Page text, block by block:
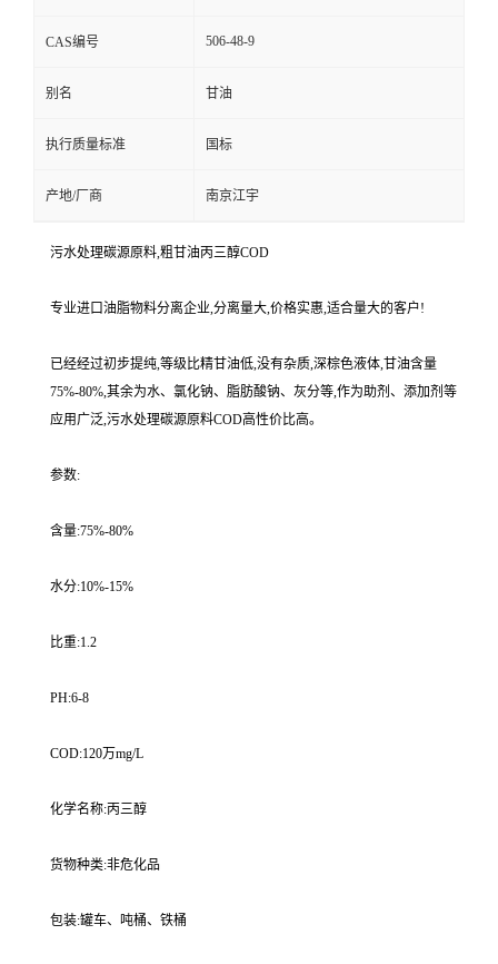
CAS编号 506-48-9
别名 甘油
执行质量标准 国标
产地/厂商 南京江宇
污水处理碳源原料,粗甘油丙三醇COD
专业进口油脂物料分离企业,分离量大,价格实惠,适合量大的客户!
已经经过初步提纯,等级比精甘油低,没有杂质,深棕色液体,甘油含量
75%-80%,其余为水、氯化钠、脂肪酸钠、灰分等,作为助剂、添加剂等
应用广泛,污水处理碳源原料COD高性价比高。
参数:
含量:75%-80%
水分:10%-15%
比重:1.2
PH:6-8
COD:120万mg/L
化学名称:丙三醇
货物种类:非危化品
包装:罐车、吨桶、铁桶